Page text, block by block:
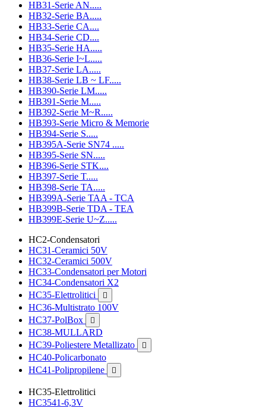
HB31-Serie AN.....
HB32-Serie BA.....
HB33-Serie CA....
HB34-Serie CD....
HB35-Serie HA.....
HB36-Serie I~L.....
HB37-Serie LA.....
HB38-Serie LB ~ LF.....
HB390-Serie LM.....
HB391-Serie M.....
HB392-Serie M~R.....
HB393-Serie Micro & Memorie
HB394-Serie S.....
HB395A-Serie SN74 .....
HB395-Serie SN.....
HB396-Serie STK....
HB397-Serie T.....
HB398-Serie TA.....
HB399A-Serie TAA - TCA
HB399B-Serie TDA - TEA
HB399E-Serie U~Z.....
HC2-Condensatori
HC31-Ceramici 50V
HC32-Ceramici 500V
HC33-Condensatori per Motori
HC34-Condensatori X2
HC35-Elettrolitici

HC36-Multistrato 100V
HC37-PolBox

HC38-MULLARD
HC39-Poliestere Metallizato

HC40-Policarbonato
HC41-Polipropilene

HC35-Elettrolitici
HC3541-6,3V